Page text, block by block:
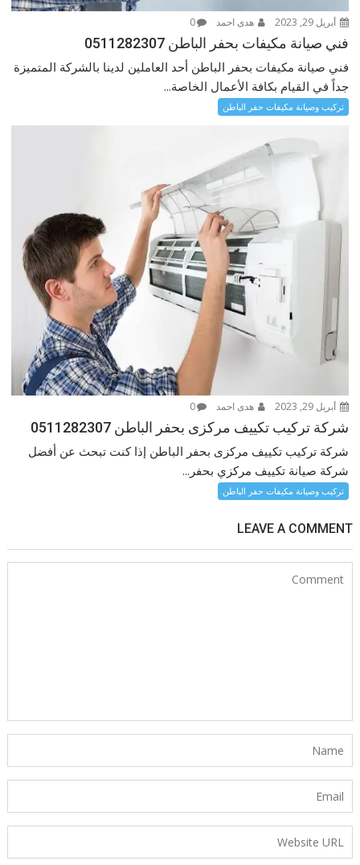
أبريل 29, 2023 هدى احمد 0
فني صيانة مكيفات بحفر الباطن 0511282307
فني صيانة مكيفات بحفر الباطن أحد العاملين لدينا بالشركة المتميزة
جداً في القيام بكافة الأعمال الخاصة...
تركيب وصيانة مكيفات حفر الباطن
أبريل 29, 2023 هدى احمد 0
شركة تركيب تكييف مركزى بحفر الباطن 0511282307
شركة تركيب تكييف مركزى بحفر الباطن إذا كنت تبحث عن أفضل
شركة صيانة تكييف مركزي بحفر...
تركيب وصيانة مكيفات حفر الباطن
LEAVE A COMMENT